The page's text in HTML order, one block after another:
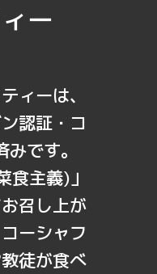
ー
ィーは、
認証・コ
です。
食主義)」
召し上が
ーシャフ
徒が食べ